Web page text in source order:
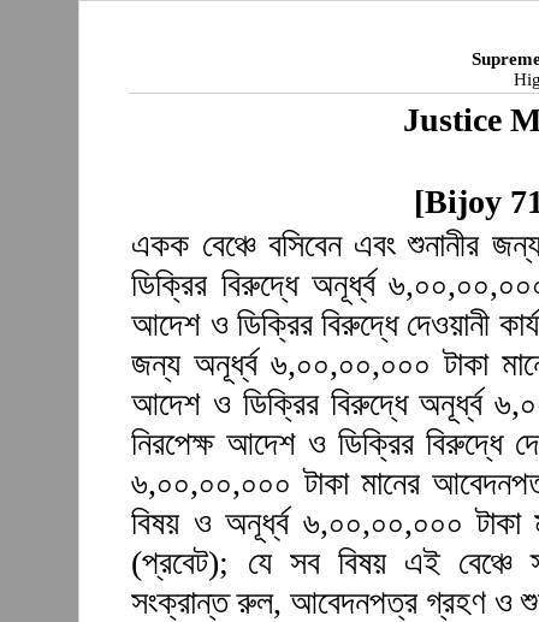
Justice
[Bijoy
একক বেঞ্চে বসিবেন এবং শুনানীর
ডিক্রির বিরুদ্ধে অনূর্ধ্ব
আদেশ ও ডিক্রির বিরুদ্ধে দেওয়ানী
জন্য অনূর্ধ্ব ৬,০০,০০,০০০ টাকা
আদেশ ও ডিক্রির বিরুদ্ধে অনূর্ধ্ব
নিরপেক্ষ আদেশ ও ডিক্রির বিরুদ্ধে
৬,০০,০০,০০০ টাকা মানের
বিষয় ও অনূর্ধ্ব ৬,০০,০০,০০০ টাকা
(প্রবেট); যে সব বিষয় এই বেঞ্চে
সংক্রান্ত রুল, আবেদনপত্র গ্রহণ ও